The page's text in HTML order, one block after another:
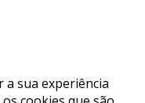
a sua experiência